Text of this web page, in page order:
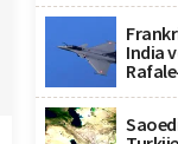
India